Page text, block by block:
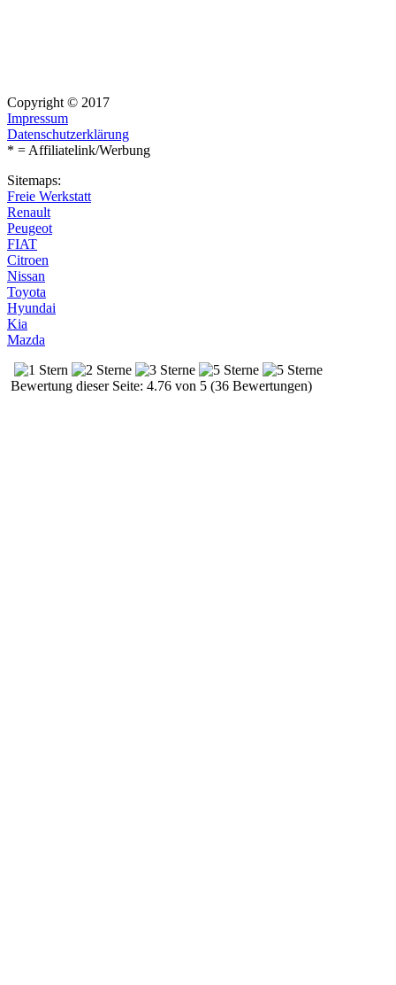
Copyright © 2017
Impressum
Datenschutzerklärung
* = Affiliatelink/Werbung
Sitemaps:
Freie Werkstatt
Renault
Peugeot
FIAT
Citroen
Nissan
Toyota
Hyundai
Kia
Mazda
Bewertung dieser Seite: 4.76 von 5 (36 Bewertungen)